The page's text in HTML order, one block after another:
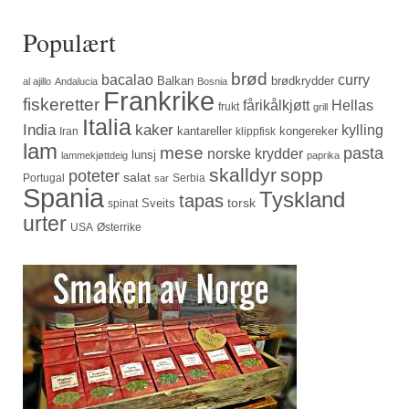
Populært
al ajillo Andalucia bacalao Balkan Bosnia brød brødkrydder curry
fiskeretter Frankrike frukt fårikålkjøtt grill Hellas
India Iran Italia kaker kantareller klippfisk kongereker kylling
lam lammekjøttdeig lunsj mese norske krydder paprika pasta
Portugal poteter salat sar Serbia skalldyrsopp
Spania spinat Sveits tapas torsk Tyskland
urter USA Østerrike